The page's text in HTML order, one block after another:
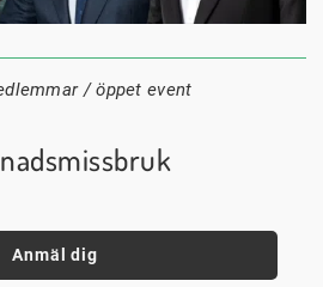
18:00
Digitalt
/ öppet event
Anmäl dig